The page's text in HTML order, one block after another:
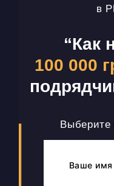
в
“Как
100 000
Выберите